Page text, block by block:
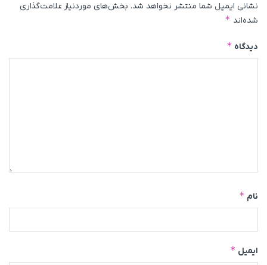
نشانی ایمیل شما منتشر نخواهد شد. بخش‌های موردنیاز علامت‌گذاری
شده‌اند *
دیدگاه *
نام *
ایمیل *